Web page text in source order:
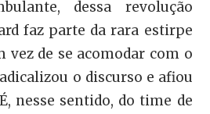
dessa revolução
faz parte da rara estirpe
vez de se acomodar com o
o discurso e afiou
nesse sentido, do time de